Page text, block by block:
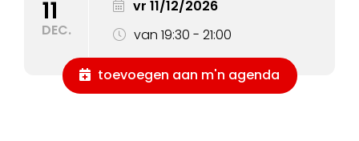
11
DEC.
vr 11/12/2026
van 19:30 - 21:00
toevoegen aan m'n agenda